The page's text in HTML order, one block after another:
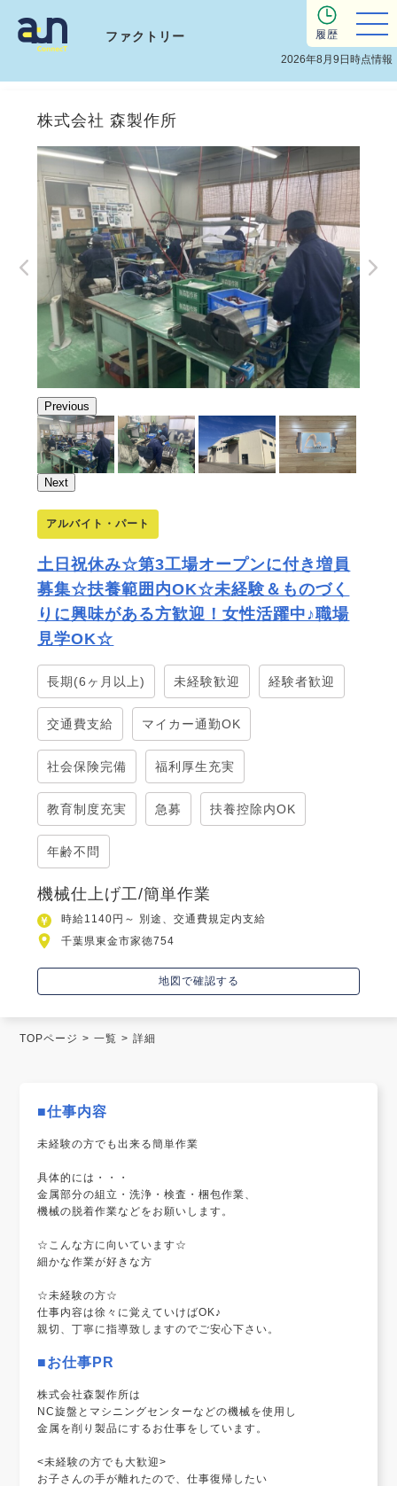
ファクトリー
2026年8月9日時点情報
履歴
株式会社 森製作所
Previous
Next
アルバイト・パート
土日祝休み☆第3工場オープンに付き増員
募集☆扶養範囲内OK☆未経験＆ものづく
りに興味がある方歓迎！女性活躍中♪職場
見学OK☆
長期(6ヶ月以上) 未経験歓迎 経験者歓迎
交通費支給 マイカー通勤OK
社会保険完備 福利厚生充実
教育制度充実 急募 扶養控除内OK
年齢不問
機械仕上げ工/簡単作業
時給1140円～ 別途、交通費規定内支給
千葉県東金市家徳754
地図で確認する
TOPページ 一覧 詳細
■仕事内容
未経験の方でも出来る簡単作業
具体的には・・・
金属部分の組立・洗浄・検査・梱包作業、
機械の脱着作業などをお願いします。
☆こんな方に向いています☆
細かな作業が好きな方
☆未経験の方☆
仕事内容は徐々に覚えていけばOK♪
親切、丁寧に指導致しますのでご安心下さい。
■お仕事PR
株式会社森製作所は
NC旋盤とマシニングセンターなどの機械を使用し
金属を削り製品にするお仕事をしています。
<未経験の方でも大歓迎>
お子さんの手が離れたので、仕事復帰したい